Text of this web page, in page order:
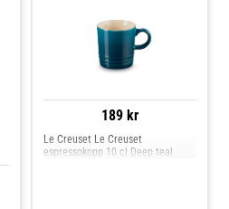
189 kr
Le Creuset Le Creuset
espressokopp 10 cl Deep teal